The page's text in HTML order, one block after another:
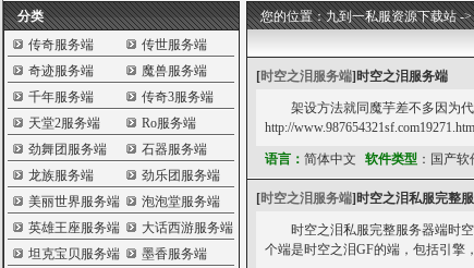
分类
传奇服务端
传世服务端
奇迹服务端
魔兽服务端
千年服务端
传奇3服务端
天堂2服务端
Ro服务端
劲舞团服务端
石器服务端
龙族服务端
劲乐团服务端
美丽世界服务端
泡泡堂服务端
英雄王座服务端
大话西游服务端
坦克宝贝服务端
墨香服务端
您的位置：九到一私服资源下载站->
[时空之泪服务端] 时空之泪服务端
架设方法就同魔芋差不多因为
http://
语言： 简体中文 软件类型：国产软
[时空之泪服务端] 时空之泪私服完整
时空之泪私服完整服务器端时
个端是时空之泪GF的端，包括引擎